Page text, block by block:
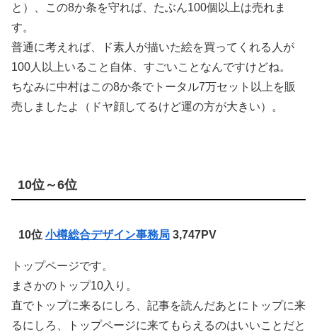
と）、この8か条を守れば、たぶん100個以上は売れま
す。
普通に考えれば、ド素人が描いた絵を買ってくれる人が
100人以上いること自体、すごいことなんですけどね。
ちなみに中村はこの8か条でトータル7万セット以上を販
売しましたよ（ドヤ顔してるけど運の方が大きい）。
10位～6位
10位 小樽総合デザイン事務局3,747PV
トップページです。
まさかのトップ10入り。
直でトップに来るにしろ、記事を読んだあとにトップに来
るにしろ、トップページに来てもらえるのはいいことだと